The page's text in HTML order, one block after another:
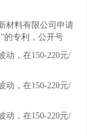
料有限公司申请
的专利，公开号
，在150-220元/
，在150-220元/
，在150-220元/